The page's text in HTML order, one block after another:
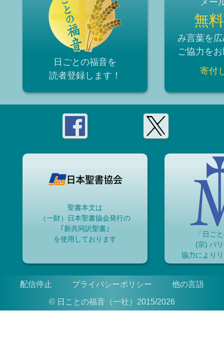
日ごとの福音を
読者登録 します！
メー
無料
み言葉を
ご協力を
寄付
聖書本文は
（一財）日本聖書協会発行の
｢新共同訳聖書｣
を使用しております
「日ご
(宗) パ
協力により
配信停止 プライバシーポリシー 他の言語
© 日ことの福音（一社）2015/2026